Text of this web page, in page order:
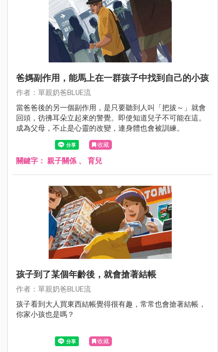
爸媽副作用，能馬上在一群孩子中找到自己的小孩
作者：單親奶爸BLUE流
當爸爸後的另一個副作用，是只要聽到人叫「把拔～」就會
回頭，彷彿耳朵立起來的警覺。即使知道兒子不可能在這。
成為父母，不止是心靈的改變，連身體也會被訓練。
收藏
關鍵字： 親子關係 、 育兒
孩子到了某個年齡後，就會搶著結帳
作者：單親奶爸BLUE流
孩子看到大人買東西結帳覺得很有趣，常常也會搶著結帳，
你家小孩也是嗎？
收藏